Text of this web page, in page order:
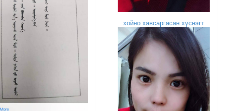
хойно хавсаргасан хүснэгт